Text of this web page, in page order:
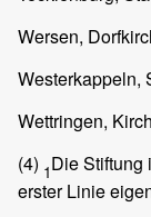
Wersen,
Westerkappeln,
Wettringen,
(4) 1Die Stiftung
erster Linie